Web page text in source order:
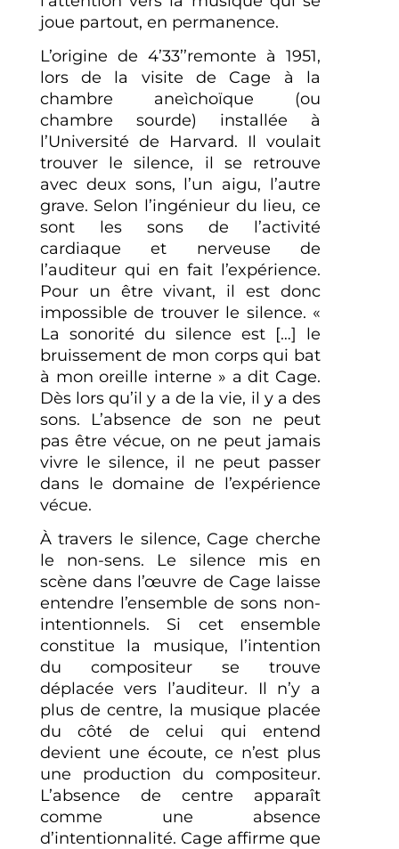
joue partout, en permanence.
L’origine de 4’33’’remonte à 1951,
lors de la visite de Cage à la
chambre aneìchoïque (ou
chambre sourde) installée à
l’Université de Harvard. Il voulait
trouver le silence, il se retrouve
avec deux sons, l’un aigu, l’autre
grave. Selon l’ingénieur du lieu, ce
sont les sons de l’activité
cardiaque et nerveuse de
l’auditeur qui en fait l’expérience.
Pour un être vivant, il est donc
impossible de trouver le silence. «
La sonorité du silence est […] le
bruissement de mon corps qui bat
à mon oreille interne » a dit Cage.
Dès lors qu’il y a de la vie, il y a des
sons. L’absence de son ne peut
pas être vécue, on ne peut jamais
vivre le silence, il ne peut passer
dans le domaine de l’expérience
vécue.
À travers le silence, Cage cherche
le non-sens. Le silence mis en
scène dans l’œuvre de Cage laisse
entendre l’ensemble de sons non-
intentionnels. Si cet ensemble
constitue la musique, l’intention
du compositeur se trouve
déplacée vers l’auditeur. Il n’y a
plus de centre, la musique placée
du côté de celui qui entend
devient une écoute, ce n’est plus
une production du compositeur.
L’absence de centre apparaît
comme une absence
d’intentionnalité. Cage affirme que